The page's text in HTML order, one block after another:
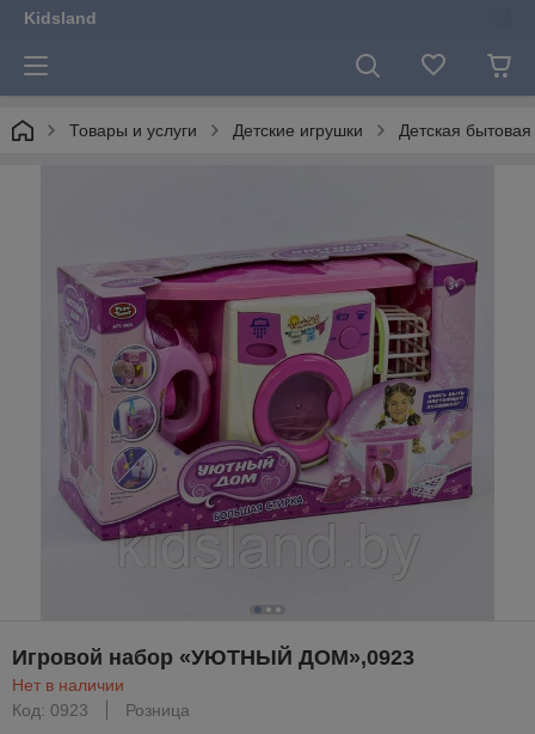
Kidsland
Товары и услуги Детские игрушки Детская бытовая
Игровой набор «УЮТНЫЙ ДОМ»,0923
Нет в наличии
Код: 0923
Розница